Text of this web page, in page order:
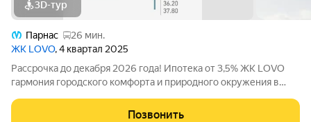
3D-тур
Парнас
26 мин.
ЖК LOVO, 4 квартал 2025
Рассрочка до декабря 2026 года! Ипотека от 3,5% ЖК LOVO
гармония городского комфорта и природного окружения в
Позвонить